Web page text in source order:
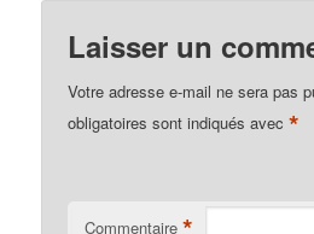
Laisser un
Votre adresse e-mail ne sera pas
obligatoires sont indiqués avec*
Commentaire